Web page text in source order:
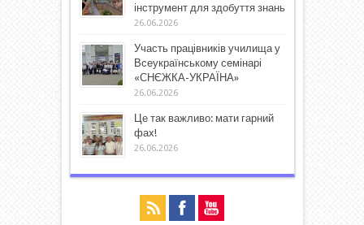
інструмент для здобуття знань
26.06.2026
Участь працівників училища у
Всеукраїнському семінарі
«СНЄЖКА-УКРАЇНА»
26.06.2026
Це так важливо: мати гарний
фах!
26.06.2026